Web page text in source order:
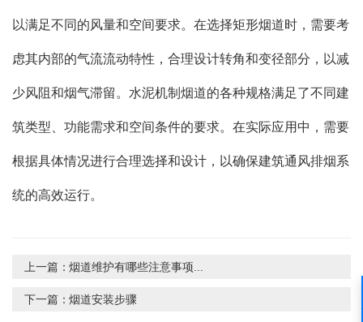
以满足不同的风量和空间要求。在选择矩形烟道时，需要考
虑其内部的气流流动特性，合理设计转角和变径部分，以减
少风阻和烟气滞留。水泥机制烟道的各种规格满足了不同建
筑类型、功能需求和空间条件的要求。在实际应用中，需要
根据具体情况进行合理选择和设计，以确保建筑通风排烟系
统的高效运行。
上一篇：烟道维护有哪些注意事项...
下一篇：烟道安装步骤